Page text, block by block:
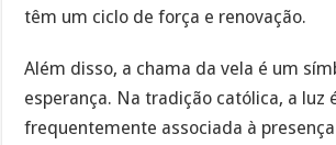
têm um ciclo de força e renovação.
Além disso, a chama da vela é um
esperança. Na tradição católica, a luz
frequentemente associada à